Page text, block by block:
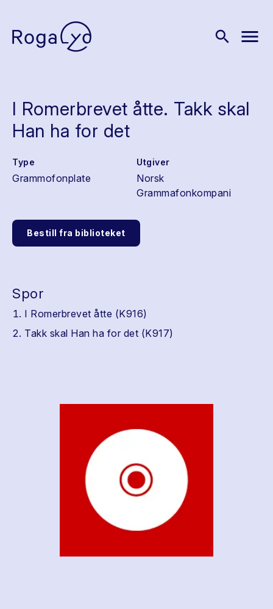
search menu
I Romerbrevet åtte. Takk skal
Han ha for det
Type
Grammofonplate
Utgiver
Norsk
Grammafonkompani
Bestill fra biblioteket
Spor
I Romerbrevet åtte (K916)
Takk skal Han ha for det (K917)